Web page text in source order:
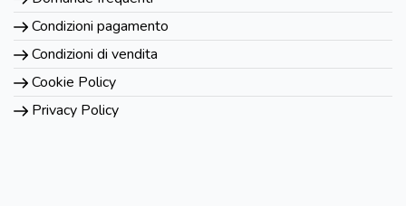
Condizioni pagamento
Condizioni di vendita
Cookie Policy
Privacy Policy